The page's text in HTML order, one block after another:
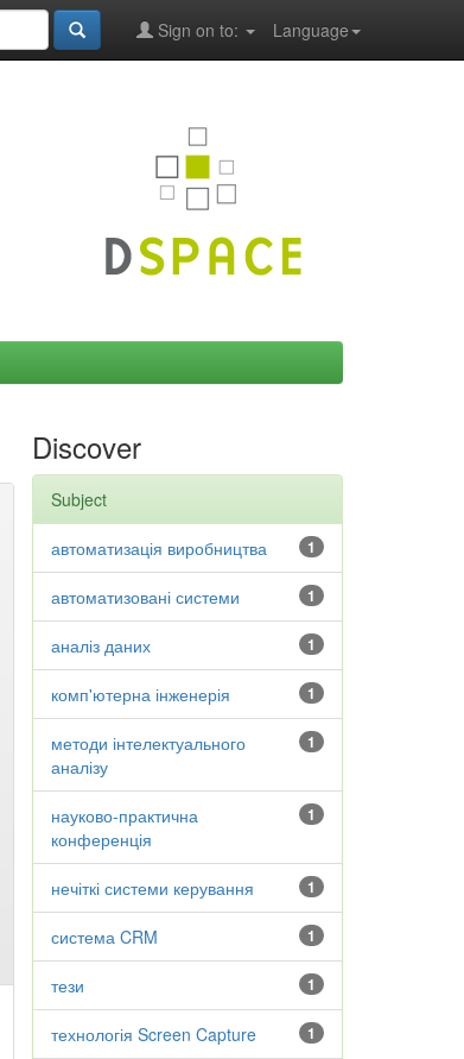
Language
Sign on to:
Discover
Subject
1
автоматизація виробництва
1
автоматизовані системи
1
аналіз даних
1
комп'ютерна інженерія
1
методи інтелектуального
аналізу
1
науково-практична
конференція
1
нечіткі системи керування
1
система CRM
1
тези
1
технологія Screen Capture